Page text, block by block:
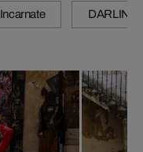
Incarnate